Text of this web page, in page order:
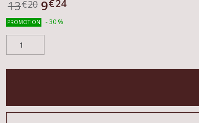
13€20 9€24
PROMOTION -30 %